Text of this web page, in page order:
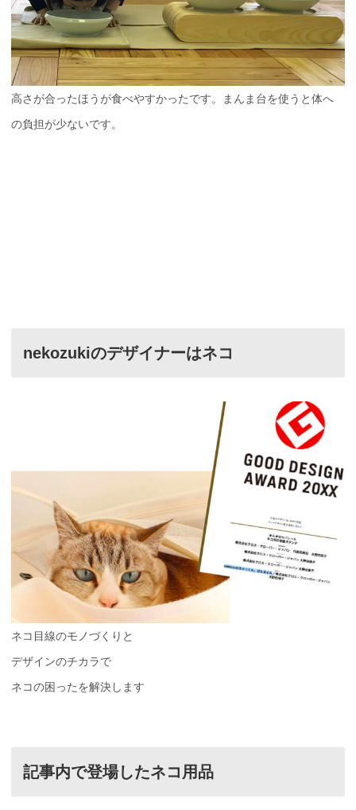
高さが合ったほうが食べやすかったです。まんま台を使うと体へ
の負担が少ないです。
nekozukiのデザイナーはネコ
ネコ目線のモノづくりと
デザインのチカラで
ネコの困ったを解決します
記事内で登場したネコ用品